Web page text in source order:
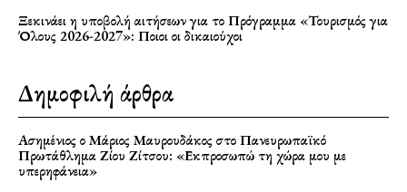
Ξεκινάει η υποβολή αιτήσεων για το Πρόγραμμα «Τουρισμός για
Όλους 2026-2027»: Ποιοι οι δικαιούχοι
Δημοφιλή άρθρα
Ασημένιος ο Μάριος Μαυρουδάκος στο Πανευρωπαϊκό
Πρωτάθλημα Ζίου Ζίτσου: «Εκπροσωπώ τη χώρα μου με
υπερηφάνεια»